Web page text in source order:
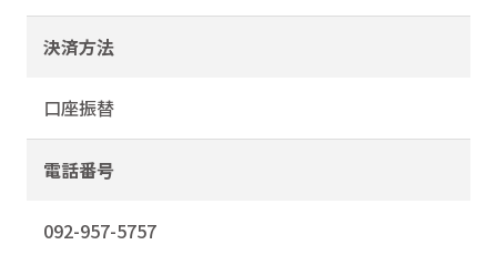
決済方法
口座振替
電話番号
092-957-5757